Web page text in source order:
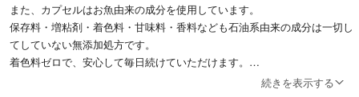
また、カプセルはお魚由来の成分を使用しています。
保存料・増粘剤・着色料・甘味料・香料なども石油系由来の成分は一切し
てしていない無添加処方です。
着色料ゼロで、安心して毎日続けていただけます。
続きを表示する